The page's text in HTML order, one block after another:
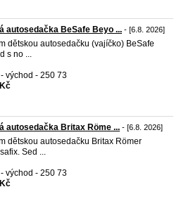
autosedačka BeSafe Beyo ... - [6.8. 2026]
dětskou autosedačku (vajíčko) BeSafe
s no ...
východ - 250 73
autosedačka Britax Röme ... - [6.8. 2026]
dětskou autosedačku Britax Römer
Sed ...
východ - 250 73